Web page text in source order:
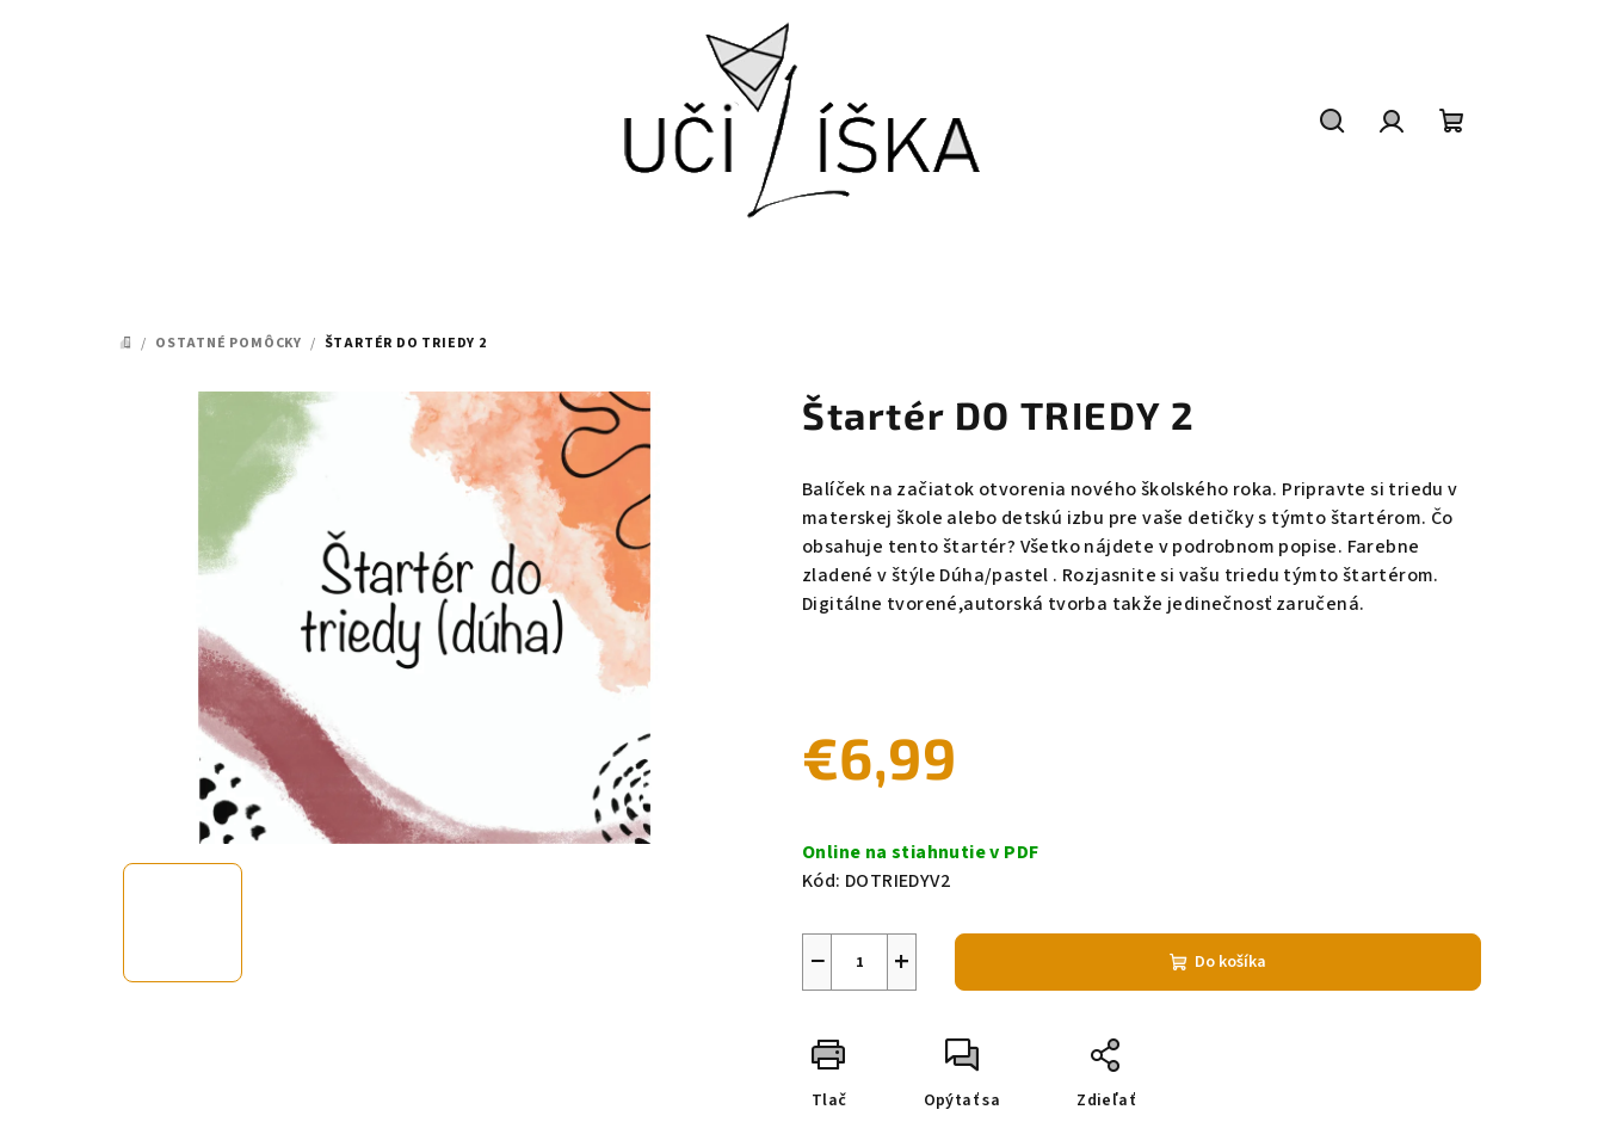
DOMOV
/ OSTATNÉ POMÔCKY / ŠTARTÉR DO TRIEDY 2
Štartér DO TRIEDY 2
Balíček na začiatok otvorenia nového školského roka. Pripravte si triedu v
materskej škole alebo detskú izbu pre vaše detičky s týmto štartérom. Čo
obsahuje tento štartér? Všetko nájdete v podrobnom popise. Farebne
zladené v štýle Dúha/pastel . Rozjasnite si vašu triedu týmto štartérom.
Digitálne tvorené,autorská tvorba takže jedinečnosť zaručená.
€6,99
cena:
Online na stiahnutie v PDF
Kód: DOTRIEDYV2
+
− Do košíka
Tlač Opýtať sa Zdieľať